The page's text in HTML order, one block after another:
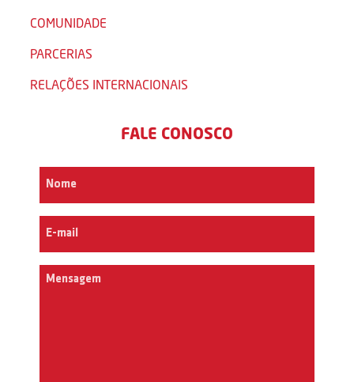
COMUNIDADE
PARCERIAS
RELAÇÕES INTERNACIONAIS
FALE CONOSCO